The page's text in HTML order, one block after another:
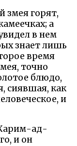
змея горят,
а
в нем
знает лишь
время
точно
блюдо,
сиявшая, как
и
ад-
и он